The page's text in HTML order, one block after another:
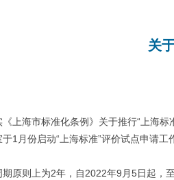
关
海市标准化条例》关于推行“上海标准
1月份启动“上海标准”评价试点申请
则上为2年，自2022年9月5日起，